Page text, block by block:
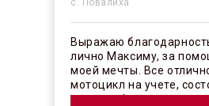
с. Повалиха
Выражаю
лично Максиму, за
моей мечты. Все
мотоцикл на учете,
отличное! ...